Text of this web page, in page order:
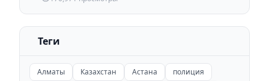
Теги
Алматы Казахстан Астана
полиция